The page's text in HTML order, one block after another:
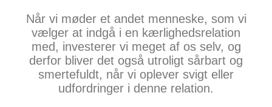
Når vi møder et andet menneske, som vi
vælger at indgå i en kærlighedsrelation
med, investerer vi meget af os selv, og
derfor bliver det også utroligt sårbart og
smertefuldt, når vi oplever svigt eller
udfordringer i denne relation.